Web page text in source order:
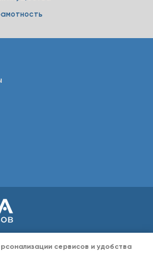
положениями Статьи 437 Гражданского кодекса РФ.
сервисов и удобства